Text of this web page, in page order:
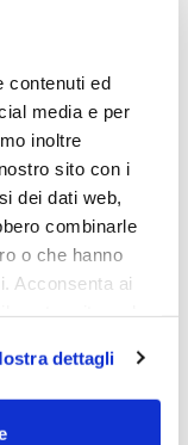
contenuti ed
media e per
inoltre
sito con i
dei dati web,
combinarle
o che hanno
Acconsenta ai
dettagli
per la